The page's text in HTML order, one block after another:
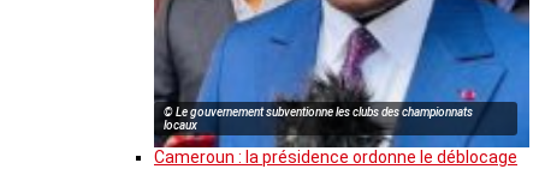
© Le gouvernement subventionne les clubs des championnats
locaux
Cameroun : la présidence ordonne le déblocage